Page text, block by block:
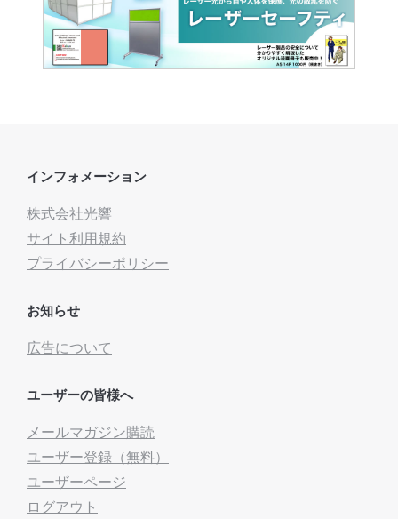
インフォメーション
株式会社光響
サイト利用規約
プライバシーポリシー
お知らせ
広告について
ユーザーの皆様へ
メールマガジン購読
ユーザー登録（無料）
ユーザーページ
ログアウト